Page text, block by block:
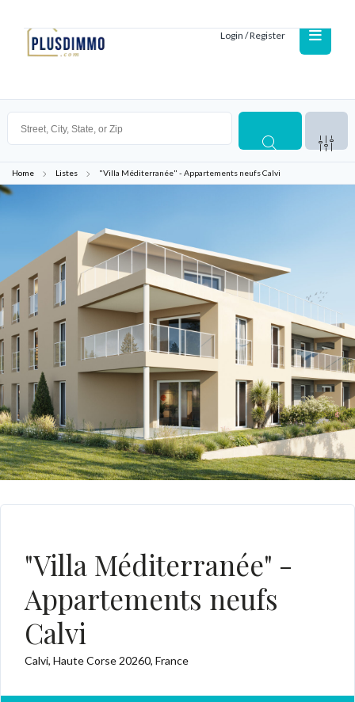
Login / Register
Home Listes "Villa Méditerranée" - Appartements neufs Calvi
"Villa Méditerranée" -
Appartements neufs
Calvi
Calvi, Haute Corse 20260, France